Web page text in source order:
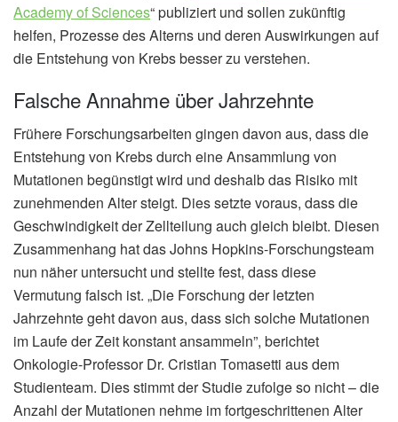
Academy of Sciences“ publiziert und sollen zukünftig
helfen, Prozesse des Alterns und deren Auswirkungen auf
die Entstehung von Krebs besser zu verstehen.
Falsche Annahme über Jahrzehnte
Frühere Forschungsarbeiten gingen davon aus, dass die
Entstehung von Krebs durch eine Ansammlung von
Mutationen begünstigt wird und deshalb das Risiko mit
zunehmenden Alter steigt. Dies setzte voraus, dass die
Geschwindigkeit der Zellteilung auch gleich bleibt. Diesen
Zusammenhang hat das Johns Hopkins-Forschungsteam
nun näher untersucht und stellte fest, dass diese
Vermutung falsch ist. „Die Forschung der letzten
Jahrzehnte geht davon aus, dass sich solche Mutationen
im Laufe der Zeit konstant ansammeln”, berichtet
Onkologie-Professor Dr. Cristian Tomasetti aus dem
Studienteam. Dies stimmt der Studie zufolge so nicht – die
Anzahl der Mutationen nehme im fortgeschrittenen Alter